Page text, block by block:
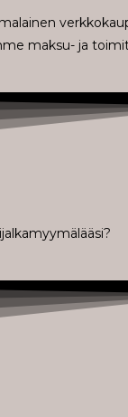
maksu- ja